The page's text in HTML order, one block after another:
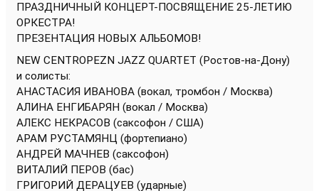
ПРАЗДНИЧНЫЙ КОНЦЕРТ-ПОСВЯЩЕНИЕ 25-ЛЕТИЮ
ОРКЕСТРА!
ПРЕЗЕНТАЦИЯ НОВЫХ АЛЬБОМОВ!
NEW CENTROPEZN JAZZ QUARTET (Ростов-на-Дону)
и солисты:
АНАСТАСИЯ ИВАНОВА (вокал, тромбон / Москва)
АЛИНА ЕНГИБАРЯН (вокал / Москва)
АЛЕКС НЕКРАСОВ (саксофон / США)
АРАМ РУСТАМЯНЦ (фортепиано)
АНДРЕЙ МАЧНЕВ (саксофон)
ВИТАЛИЙ ПЕРОВ (бас)
ГРИГОРИЙ ДЕРАЦУЕВ (ударные)